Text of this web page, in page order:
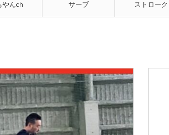
やんch サーブ ストローク